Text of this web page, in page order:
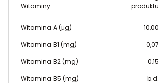
Witaminy
produktu
Witamina A (μg) 10,00
Witamina B1 (mg)
0,07
Witamina B2 (mg)
0,15
Witamina B5 (mg)
b.d.